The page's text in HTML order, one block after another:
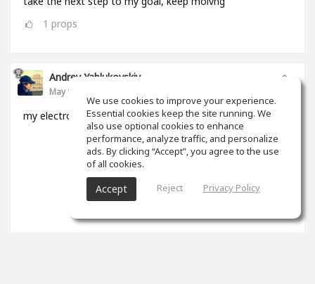
1 props
Andrey Yablukovskiy
May 15, 2022
my electronic album
We use cookies to improve your experience.
Essential cookies keep the site running. We
also use optional cookies to enhance
performance, analyze traffic, and personalize
ads. By clicking “Accept”, you agree to the use
of all cookies.
Accept Reject Privacy Policy